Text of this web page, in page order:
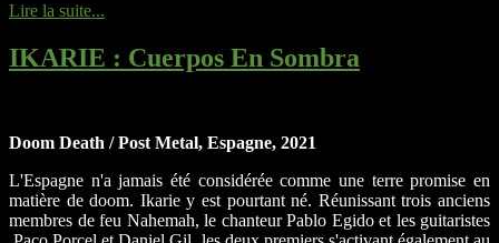
Lire la suite...
IKARIE : Cuerpos En Sombra
Doom Death / Post Metal, Espagne, 2021
L'Espagne n'a jamais été considérée comme une terre promise en
matière de doom. Ikarie y est pourtant né. Réunissant trois anciens
membres de feu Nahemah, le chanteur Pablo Egido et les guitaristes